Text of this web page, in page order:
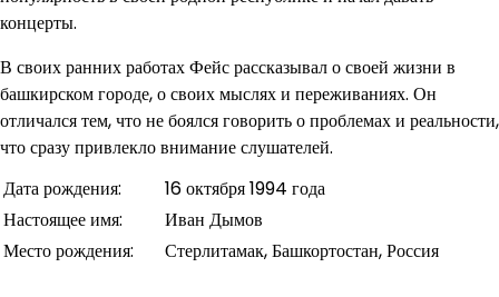
концерты.
В своих ранних работах Фейс рассказывал о своей жизни в
башкирском городе, о своих мыслях и переживаниях. Он
отличался тем, что не боялся говорить о проблемах и реальности,
что сразу привлекло внимание слушателей.
Дата рождения:
16 октября 1994 года
Настоящее имя:
Иван Дымов
Место рождения:
Стерлитамак, Башкортостан, Россия